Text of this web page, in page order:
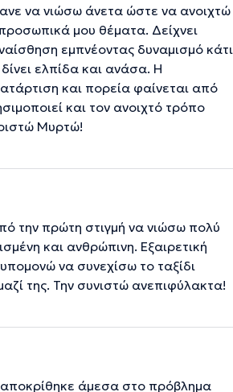
να νιώσω άνετα ώστε να ανοιχτώ
μου θέματα. Δείχνει
εμπνέοντας δυναμισμό κάτι
ελπίδα και ανάσα. Η
και πορεία φαίνεται από
και τον ανοιχτό τρόπο
Μυρτώ!
την πρώτη στιγμή να νιώσω πολύ
και ανθρώπινη. Εξαιρετική
να συνεχίσω το ταξίδι
της. Την συνιστώ ανεπιφύλακτα!
άμεσα στο πρόβλημα